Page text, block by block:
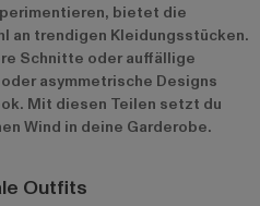
bietet die
an trendigen Kleidungsstücken.
Schnitte oder auffällige
asymmetrische Designs
Mit diesen Teilen setzt du
Wind in deine Garderobe.
Outfits